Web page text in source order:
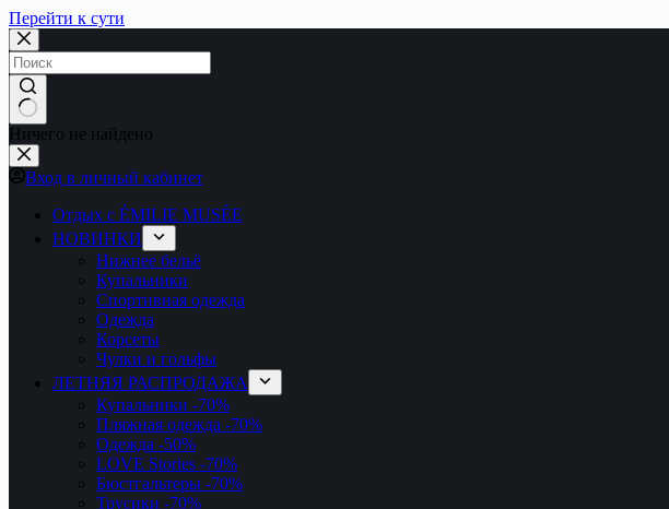
Перейти к сути
Ничего не найдено
Вход в личный кабинет
Отдых с ÉMILIE MUSÉE
НОВИНКИ
Нижнее бельё
Купальники
Спортивная одежда
Одежда
Корсеты
Чулки и гольфы
ЛЕТНЯЯ РАСПРОДАЖА
Купальники -70%
Пляжная одежда -70%
Одежда -50%
LOVE Stories -70%
Бюстгальтеры -70%
Трусики -70%